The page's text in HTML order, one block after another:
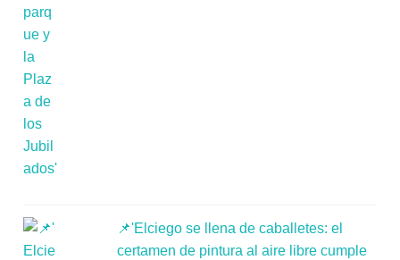
📌'Elciego se llena de caballetes: el
certamen de pintura al aire libre cumple